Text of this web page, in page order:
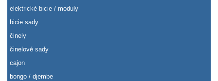
elektrické bicie / moduly
bicie sady
činely
činelové sady
cajon
bongo / djembe